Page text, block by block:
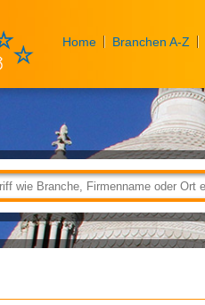
Home Branchen A-Z